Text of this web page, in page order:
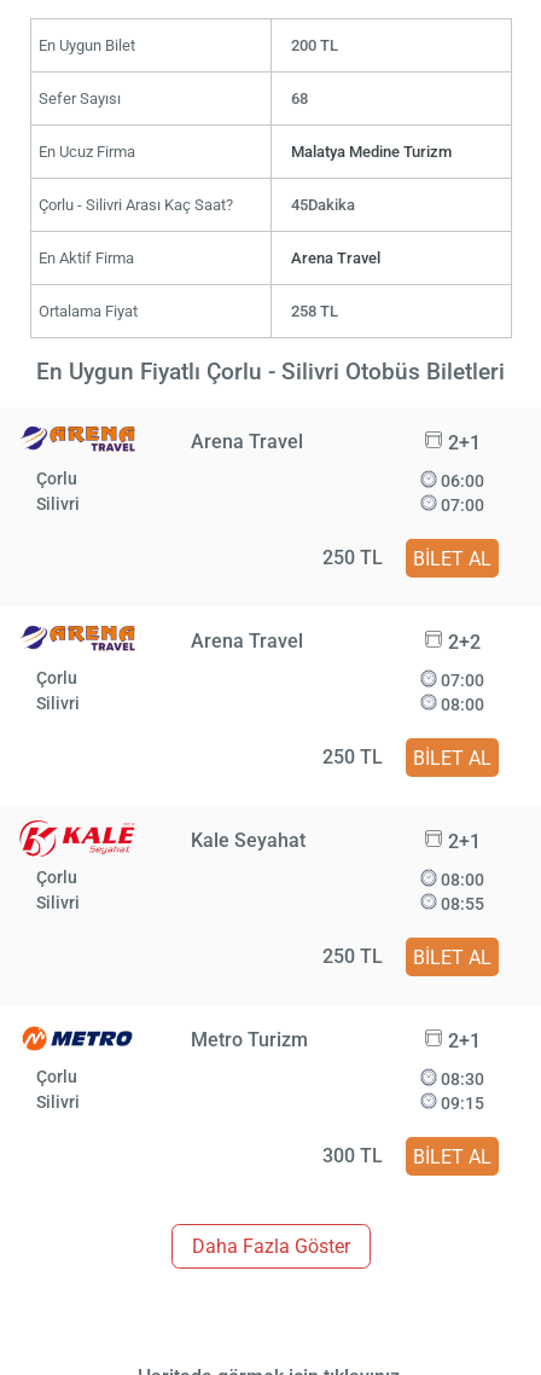
En Uygun Bilet 200 TL
Sefer Sayısı 68
En Ucuz Firma Malatya Medine Turizm
Çorlu - Silivri Arası Kaç Saat? 45Dakika
En Aktif Firma Arena Travel
Ortalama Fiyat 258 TL
En Uygun Fiyatlı Çorlu - Silivri Otobüs Biletleri
Arena Travel 2+1
Çorlu
Silivri
06:00
07:00
250 TL BİLET AL
Arena Travel 2+2
Çorlu
Silivri
07:00
08:00
250 TL BİLET AL
Kale Seyahat 2+1
Çorlu
Silivri
08:00
08:55
250 TL BİLET AL
Metro Turizm 2+1
Çorlu
Silivri
08:30
09:15
300 TL BİLET AL
Daha Fazla Göster